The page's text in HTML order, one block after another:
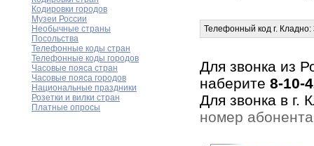
Кодировки городов
Музеи России
Необычные страны
Посольства
Телефонные коды стран
Телефонные коды городов
Часовые пояса стран
Часовые пояса городов
Национальные праздники
Розетки и вилки стран
Платные опросы
Телефонный код г. Кладно:
Для звонка из
наберите 8-10-
Для звонка в г.
номер абонента